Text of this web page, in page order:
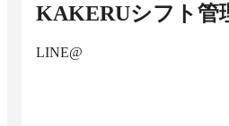
KAKERUシフト管
LINE@